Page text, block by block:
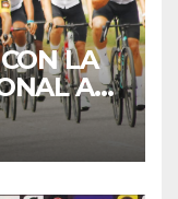
LA
A